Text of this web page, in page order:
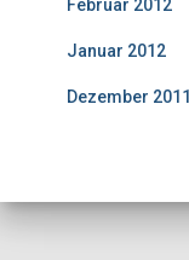
Februar 2012
Januar 2012
Dezember 2011